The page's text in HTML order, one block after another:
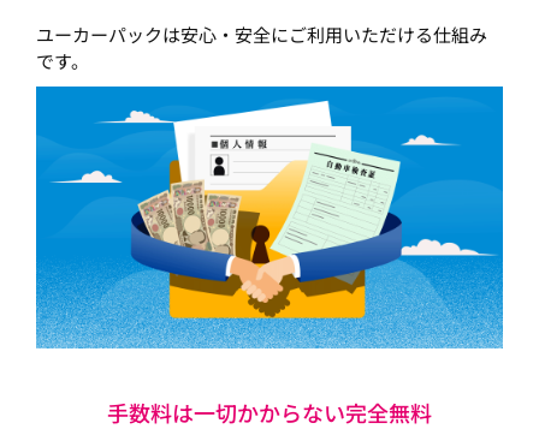
ユーカーパックは安心・安全にご利用いただける仕組み
です。
手数料は一切かからない完全無料